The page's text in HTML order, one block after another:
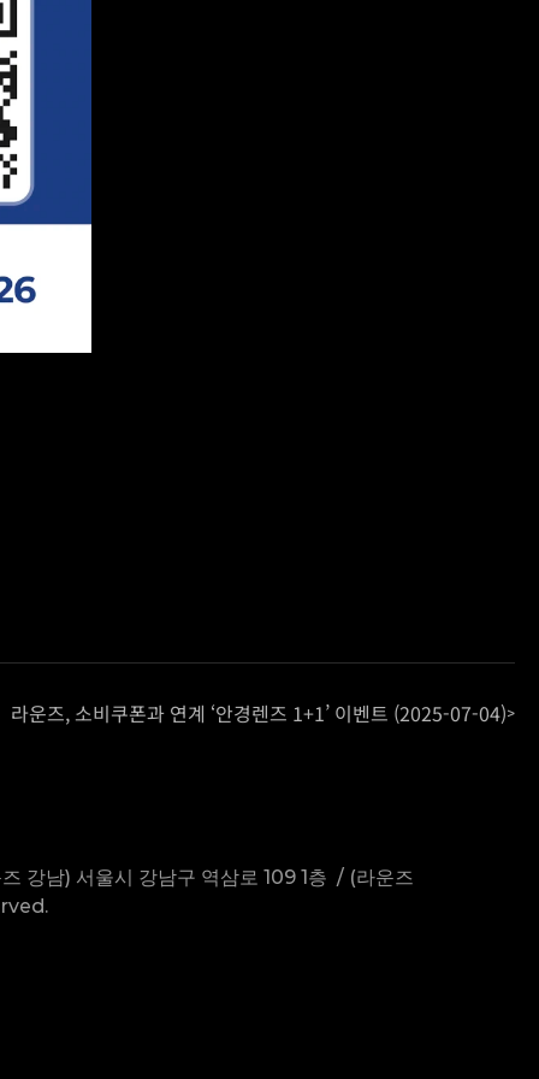
라운즈, 소비쿠폰과 연계 ‘안경렌즈 1+1’ 이벤트 (2025-07-04)>
강남) 서울시 강남구 역삼로 109 1층  / (라운즈